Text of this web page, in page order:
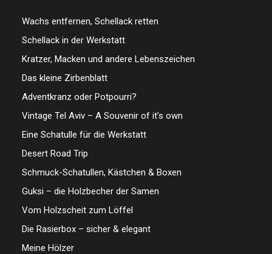
Wachs entfernen, Schellack retten
Schellack in der Werkstatt
Kratzer, Macken und andere Lebenszeichen
Das kleine Zirbenblatt
Adventkranz oder Potpourri?
Vintage Tel Aviv – A Souvenir of it’s own
Eine Schatulle für die Werkstatt
Desert Road Trip
Schmuck-Schatullen, Kästchen & Boxen
Guksi – die Holzbecher der Samen
Vom Holzscheit zum Löffel
Die Rasierbox – sicher & elegant
Meine Hölzer